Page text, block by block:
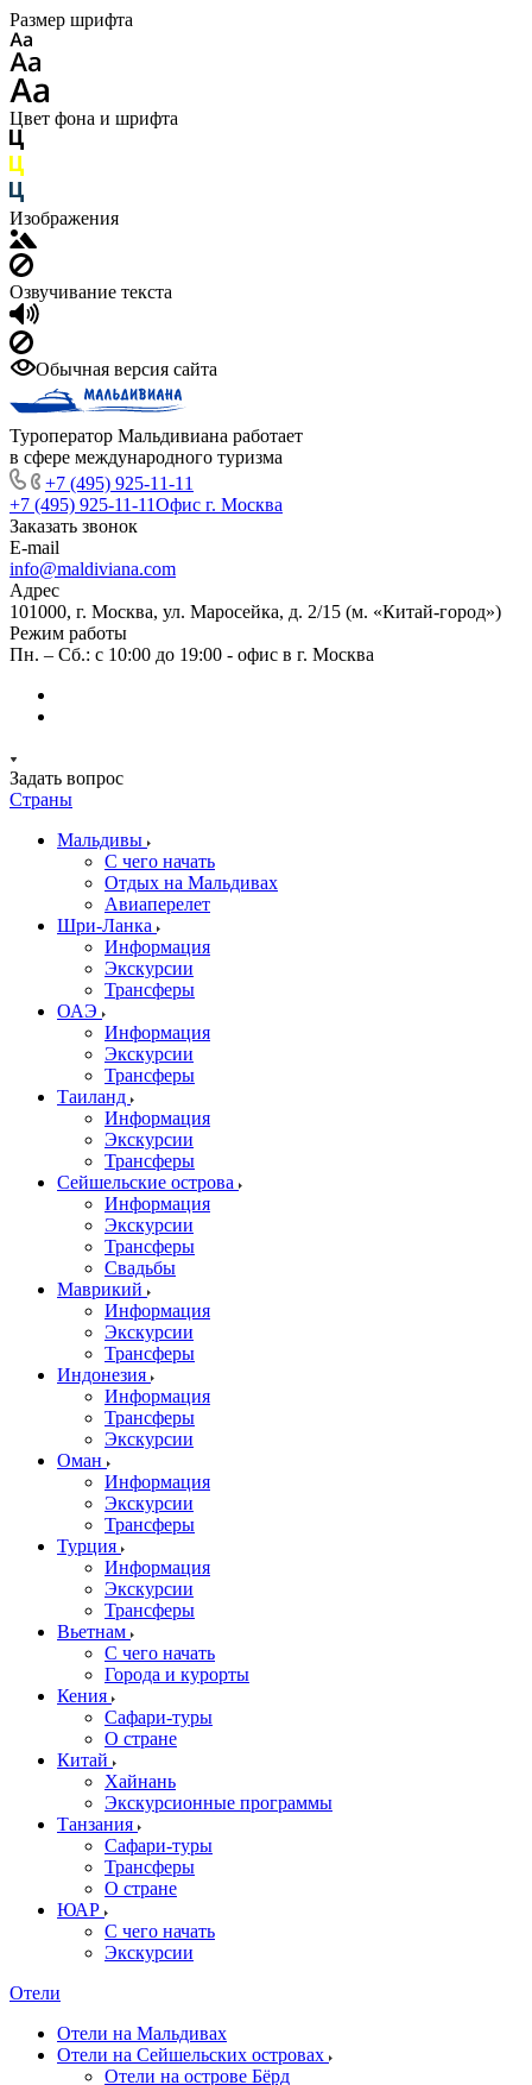
Размер шрифта
Цвет фона и шрифта
Изображения
Озвучивание текста
Обычная версия сайта
Туроператор Мальдивиана работает
в сфере международного туризма
+7 (495) 925-11-11
+7 (495) 925-11-11Офис г. Москва
Заказать звонок
E-mail
info@maldiviana.com
Адрес
101000, г. Москва, ул. Маросейка, д. 2/15 (м. «Китай-город»)
Режим работы
Пн. – Сб.: с 10:00 до 19:00 - офис в г. Москва
Задать вопрос
Страны
Мальдивы
С чего начать
Отдых на Мальдивах
Авиаперелет
Шри-Ланка
Информация
Экскурсии
Трансферы
ОАЭ
Информация
Экскурсии
Трансферы
Таиланд
Информация
Экскурсии
Трансферы
Сейшельские острова
Информация
Экскурсии
Трансферы
Свадьбы
Маврикий
Информация
Экскурсии
Трансферы
Индонезия
Информация
Трансферы
Экскурсии
Оман
Информация
Экскурсии
Трансферы
Турция
Информация
Экскурсии
Трансферы
Вьетнам
С чего начать
Города и курорты
Кения
Сафари-туры
О стране
Китай
Хайнань
Экскурсионные программы
Танзания
Сафари-туры
Трансферы
О стране
ЮАР
С чего начать
Экскурсии
Отели
Отели на Мальдивах
Отели на Сейшельских островах
Отели на острове Бёрд